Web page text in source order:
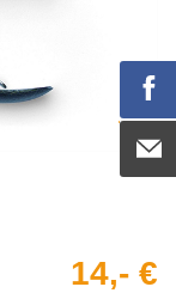
14,- €